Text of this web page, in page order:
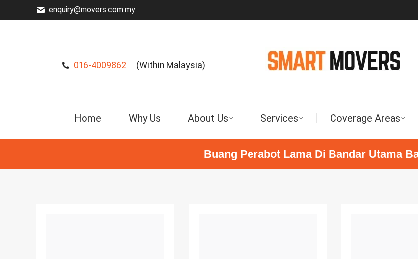
enquiry@movers.com.my
016-4009862 (Within Malaysia)
Home Why Us About Us Services Coverage Areas
Buang Perabot Lama Di Bandar Utama